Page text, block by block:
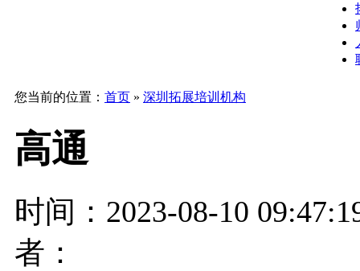
您当前的位置： 首页 » 深圳拓展培训机构
高通
时间：2023-08-10
者：